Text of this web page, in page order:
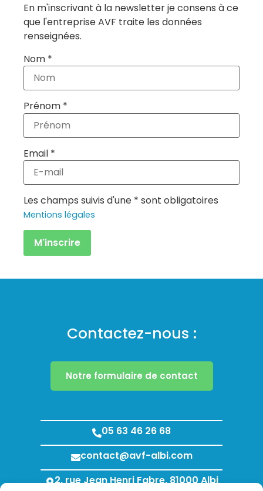
En m'inscrivant à la newsletter je consens à ce
que l'entreprise AVF traite les données
renseignées.
Nom *
Prénom *
Email *
Les champs suivis d'une * sont obligatoires
Mentions légales
Contactez-nous :
Notre formulaire de contact
05 63 46 26 68
contact@avf-albi.com
2, rue Jean Henri Fabre, 81000 Albi